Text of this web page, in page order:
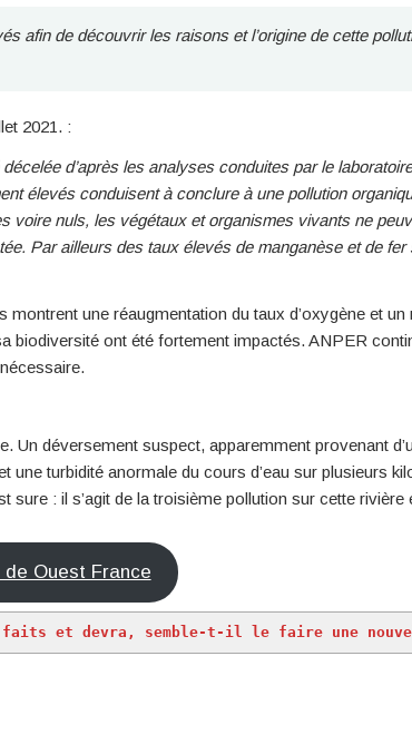
afin de découvrir les raisons et l’origine de cette
2021. :
d’après les analyses conduites par le laboratoire
élevés conduisent à conclure à une pollution
voire nuls, les végétaux et organismes vivants ne
Par ailleurs des taux élevés de manganèse et de fer
une réaugmentation du taux d’oxygène et un
biodiversité ont été fortement impactés. ANPER
Un déversement suspect, apparemment provenant
turbidité anormale du cours d’eau sur plusieurs
: il s’agit de la troisième pollution sur cette rivière
de Ouest France
faits et devra, semble-t-il le faire une